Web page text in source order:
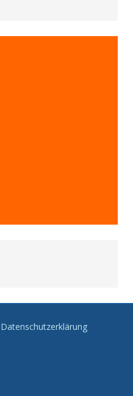
Datenschutzerklärung